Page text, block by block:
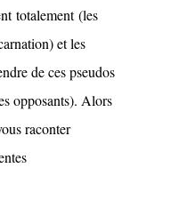
totalement (les
et les
de ces pseudos
opposants). Alors
raconter